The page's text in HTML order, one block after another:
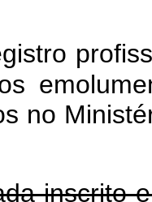
no
inscrito